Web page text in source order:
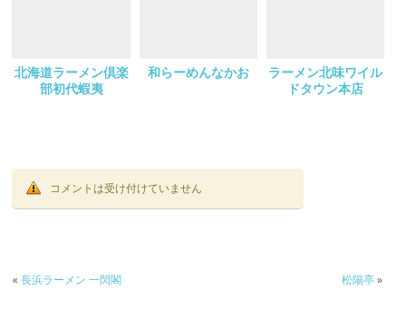
北海道ラーメン倶楽
部初代蝦夷
和らーめんなかお
ラーメン北味ワイル
ドタウン本店
コメントは受け付けていません
«長浜ラーメン 一閃閣 松陽亭»